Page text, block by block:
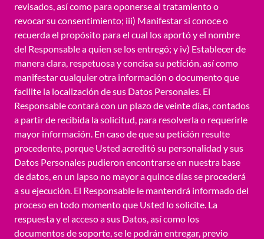
revisados, así como para oponerse al tratamiento o
revocar su consentimiento; iii) Manifestar si conoce o
recuerda el propósito para el cual los aportó y el nombre
del Responsable a quien se los entregó; y iv) Establecer de
manera clara, respetuosa y concisa su petición, así como
manifestar cualquier otra información o documento que
facilite la localización de sus Datos Personales. El
Responsable contará con un plazo de veinte días, contados
a partir de recibida la solicitud, para resolverla o requerirle
mayor información. En caso de que su petición resulte
procedente, porque Usted acreditó su personalidad y sus
Datos Personales pudieron encontrarse en nuestra base
de datos, en un lapso no mayor a quince días se procederá
a su ejecución. El Responsable le mantendrá informado del
proceso en todo momento que Usted lo solicite. La
respuesta y el acceso a sus Datos, así como los
documentos de soporte, se le podrán entregar, previo